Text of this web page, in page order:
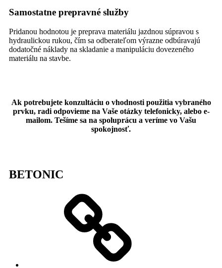
Samostatne prepravné služby
Pridanou hodnotou je preprava materiálu jazdnou súpravou s
hydraulickou rukou, čím sa odberateľom výrazne odbúravajú
dodatočné náklady na skladanie a manipuláciu dovezeného
materiálu na stavbe.
Ak potrebujete konzultáciu o vhodnosti použitia vybraného
prvku, radi odpovieme na Vaše otázky telefonicky, alebo e-
mailom. Tešíme sa na spoluprácu a veríme vo Vašu
spokojnosť.
BETONIC